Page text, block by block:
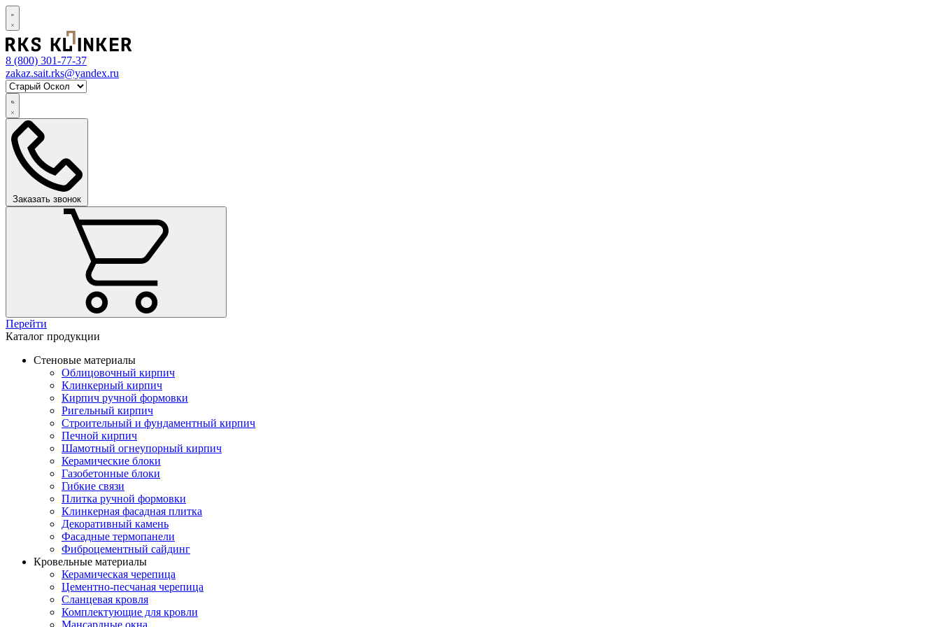
8 (800) 301-77-37
zakaz.sait.rks@yandex.ru
Заказать звонок
Перейти
Каталог продукции
Стеновые материалы
Облицовочный кирпич
Клинкерный кирпич
Кирпич ручной формовки
Ригельный кирпич
Строительный и фундаментный кирпич
Печной кирпич
Шамотный огнеупорный кирпич
Керамические блоки
Газобетонные блоки
Гибкие связи
Плитка ручной формовки
Клинкерная фасадная плитка
Декоративный камень
Фасадные термопанели
Фиброцементный сайдинг
Кровельные материалы
Керамическая черепица
Цементно-песчаная черепица
Сланцевая кровля
Комплектующие для кровли
Мансардные окна